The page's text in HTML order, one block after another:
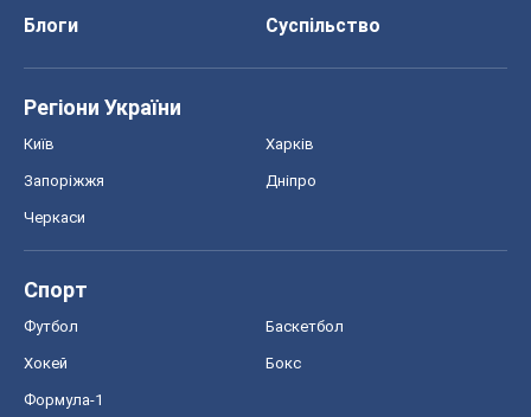
Блоги
Суспільство
Регіони України
Київ Харків
Запоріжжя Дніпро
Черкаси
Спорт
Футбол Баскетбол
Хокей Бокс
Формула-1